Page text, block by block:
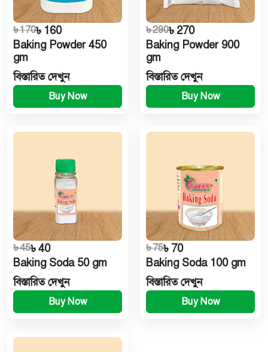
৳ 170৳ 160
Baking Powder 450
gm
বিস্তারিত দেখুন
Buy Now
৳ 290৳ 270
Baking Powder 900
gm
বিস্তারিত দেখুন
Buy Now
৳ 45৳ 40
Baking Soda 50 gm
বিস্তারিত দেখুন
Buy Now
৳ 75৳ 70
Baking Soda 100 gm
বিস্তারিত দেখুন
Buy Now